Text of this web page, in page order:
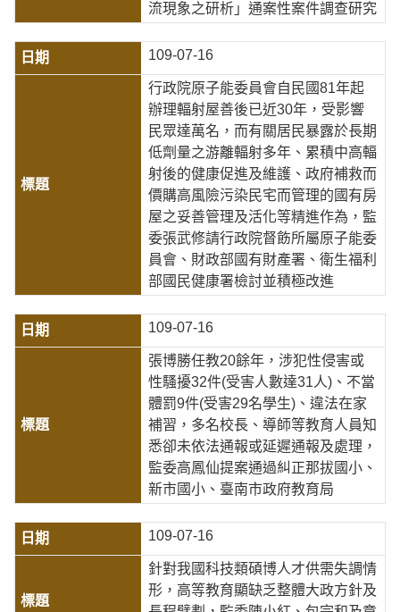
流現象之研析」通案性案件調查研究
109-07-16
行政院原子能委員會自民國81年起
辦理輻射屋善後已近30年，受影響
民眾達萬名，而有關居民暴露於長期
低劑量之游離輻射多年、累積中高輻
射後的健康促進及維護、政府補救而
價購高風險污染民宅而管理的國有房
屋之妥善管理及活化等精進作為，監
委張武修請行政院督飭所屬原子能委
員會、財政部國有財產署、衛生福利
部國民健康署檢討並積極改進
109-07-16
張博勝任教20餘年，涉犯性侵害或
性騷擾32件(受害人數達31人)、不當
體罰9件(受害29名學生)、違法在家
補習，多名校長、導師等教育人員知
悉卻未依法通報或延遲通報及處理，
監委高鳳仙提案通過糾正那拔國小、
新市國小、臺南市政府教育局
109-07-16
針對我國科技類碩博人才供需失調情
形，高等教育顯缺乏整體大政方針及